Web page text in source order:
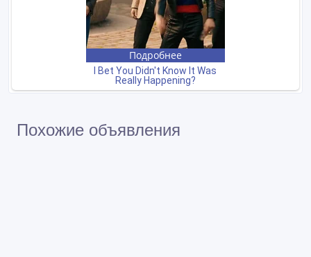
Похожие объявления